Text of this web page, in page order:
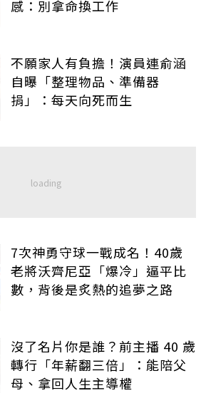
感：別拿命換工作
不願家人有負擔！演員連俞涵
自曝「整理物品、準備器
捐」：每天向死而生
7次神勇守球一戰成名！40歲
老將沃齊尼亞「爆冷」逼平比
數，背後是炙熱的追夢之路
沒了名片你是誰？前主播 40 歲
轉行「年薪翻三倍」：能陪父
母、拿回人生主導權